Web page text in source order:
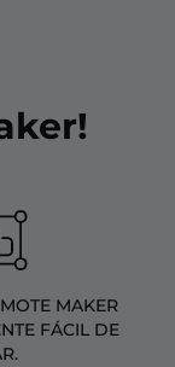
MAKER
FÁCIL DE